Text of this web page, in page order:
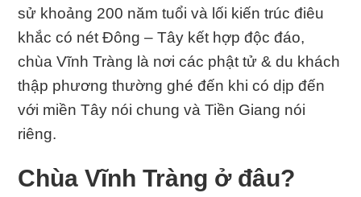
sử khoảng 200 năm tuổi và lối kiến trúc điêu
khắc có nét Đông – Tây kết hợp độc đáo,
chùa Vĩnh Tràng là nơi các phật tử & du khách
thập phương thường ghé đến khi có dịp đến
với miền Tây nói chung và Tiền Giang nói
riêng.
Chùa Vĩnh Tràng ở đâu?